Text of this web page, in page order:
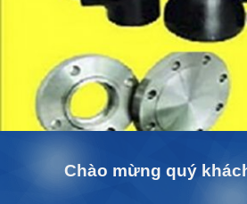
Chào mừng quý